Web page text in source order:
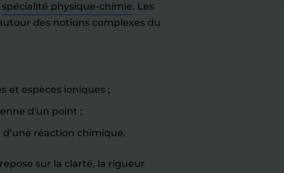
spécialité physique-chimie. Les
des notions complexes du
et espèces ioniques ;
d'un point ;
réaction chimique.
sur la clarté, la rigueur